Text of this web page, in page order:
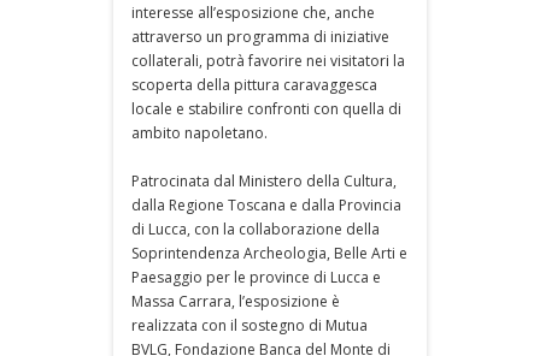
interesse all’esposizione che, anche
attraverso un programma di iniziative
collaterali, potrà favorire nei visitatori la
scoperta della pittura caravaggesca
locale e stabilire confronti con quella di
ambito napoletano.
Patrocinata dal Ministero della Cultura,
dalla Regione Toscana e dalla Provincia
di Lucca, con la collaborazione della
Soprintendenza Archeologia, Belle Arti e
Paesaggio per le province di Lucca e
Massa Carrara, l’esposizione è
realizzata con il sostegno di Mutua
BVLG, Fondazione Banca del Monte di